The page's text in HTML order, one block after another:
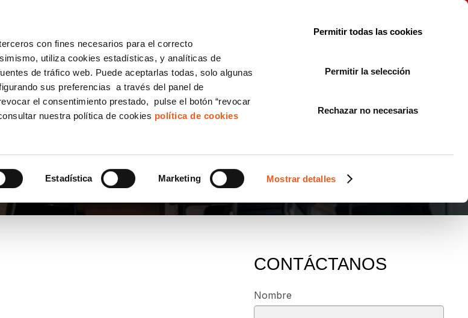
con fines necesarios para el correcto
utiliza cookies estadísticas, y analíticas de
de tráfico web. Puede aceptarlas todas, solo algunas
sus preferencias a través del panel de
el consentimiento prestado, pulse el botón “revocar
nuestra política de cookies política de cookies
Estadística Marketing Mostrar detalles
Permitir todas las cookies
Permitir la selección
Rechazar no necesarias
ECOMMERCE LSSI CANAL DENUNCIAS
CONTÁCTANOS
Nombre